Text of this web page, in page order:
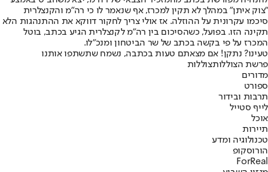
"צוק איתן" במהלך לא תקין למכרז, אף שנאמר לו כי רה"מ והקנצלרית
סיכמו עקרונית על ההוזלה. אז אולי צריך לחקור דווקא את ההתנהגות הלא
תקינה הזו. בפועל, כשהסיכום בין רה"מ לקנצלרית הגיע בכתב, בוטל
המכרז על פי בקשה בכתב של שר הביטחון ומנכ"לו.
טעינו? נתקן! אם מצאתם טעות בכתבה, נשמח שתשתפו אותנו
פרשת הצוללותצוללות
מדורים
ספורט
תרבות ובידור
לייף סטייל
אוכל
תיירות
טכנולוגיה ומדע
הורוסקופ
ForReal